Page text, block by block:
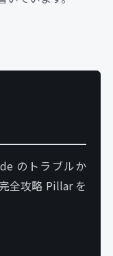
のトラブルか
全攻略 Pillar を